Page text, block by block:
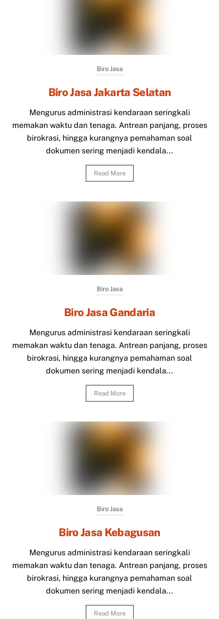
Biro Jasa
Biro Jasa Jakarta Selatan
Mengurus administrasi kendaraan seringkali
memakan waktu dan tenaga. Antrean panjang, proses
birokrasi, hingga kurangnya pemahaman soal
dokumen sering menjadi kendala...
Read More
Biro Jasa
Biro Jasa Gandaria
Mengurus administrasi kendaraan seringkali
memakan waktu dan tenaga. Antrean panjang, proses
birokrasi, hingga kurangnya pemahaman soal
dokumen sering menjadi kendala...
Read More
Biro Jasa
Biro Jasa Kebagusan
Mengurus administrasi kendaraan seringkali
memakan waktu dan tenaga. Antrean panjang, proses
birokrasi, hingga kurangnya pemahaman soal
dokumen sering menjadi kendala...
Read More